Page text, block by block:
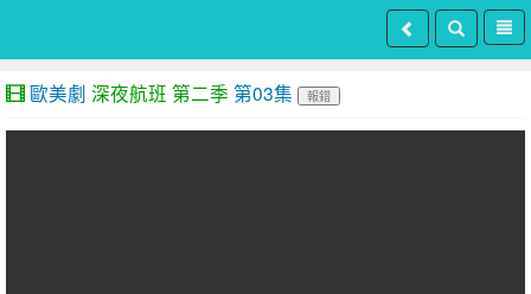
歐美劇 深夜航班 第二季 第03集 報錯